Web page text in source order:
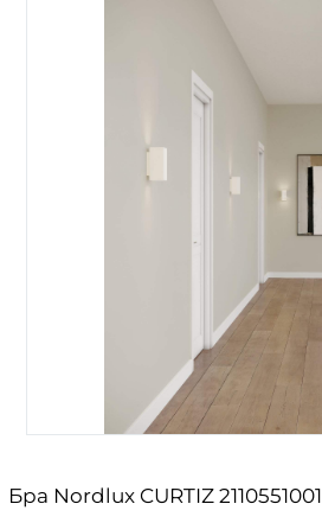
Бра Nordlux CURTIZ 2110551001